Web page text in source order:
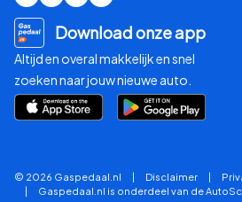
Download onze app
Altijd en overal makkelijk en snel
zoeken naar jouw nieuwe auto.
© 2026 Gaspedaal.nl | Disclaimer |
|
Gaspedaal.nl is onderdeel van de